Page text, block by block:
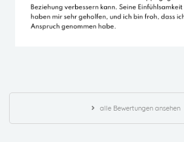
alle Bewertungen ansehen